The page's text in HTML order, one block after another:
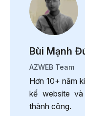
Bùi Mạnh
AZWEB Team
Hơn 10+ năm
kế website
thành công.